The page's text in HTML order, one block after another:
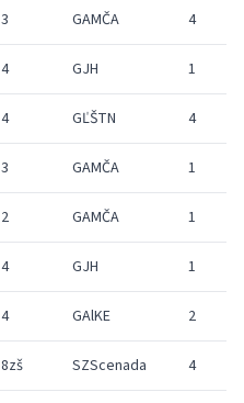
3 GAMČA 4
4 GJH 1
4 GĽŠTN 4
3 GAMČA 1
2 GAMČA 1
4 GJH 1
4 GAlKE 2
8zš SZScenada 4